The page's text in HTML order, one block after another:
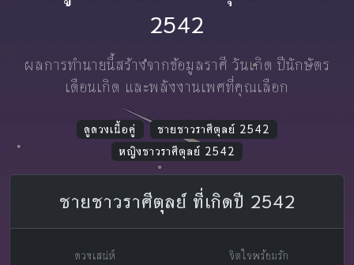
2542
ผลการทำนายนี้สร้างจากข้อมูลราศี วันเกิด ปีนักษัตร
เดือนเกิด และพลังงานเพศที่คุณเลือก
ดูดวงเนื้อคู่
ชายชาวราศีตุลย์ 2542
หญิงชาวราศีตุลย์ 2542
ชายชาวราศีตุลย์ ที่เกิดปี 2542
ดวงเสน่ห์ จิตใจพร้อมรัก